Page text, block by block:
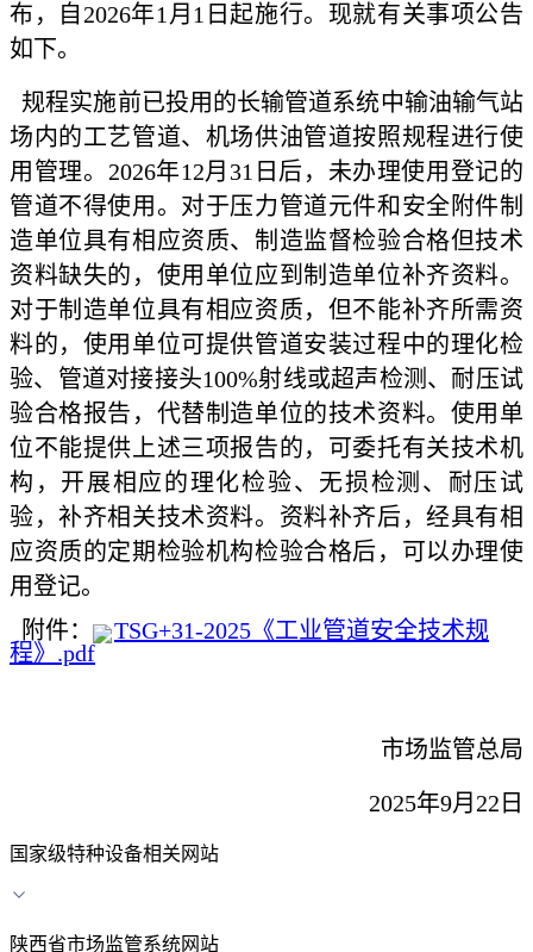
布，自2026年1月1日起施行。现就有关事项公告
如下。
规程实施前已投用的长输管道系统中输油输气站
场内的工艺管道、机场供油管道按照规程进行使
用管理。2026年12月31日后，未办理使用登记的
管道不得使用。对于压力管道元件和安全附件制
造单位具有相应资质、制造监督检验合格但技术
资料缺失的，使用单位应到制造单位补齐资料。
对于制造单位具有相应资质，但不能补齐所需资
料的，使用单位可提供管道安装过程中的理化检
验、管道对接接头100%射线或超声检测、耐压试
验合格报告，代替制造单位的技术资料。使用单
位不能提供上述三项报告的，可委托有关技术机
构，开展相应的理化检验、无损检测、耐压试
验，补齐相关技术资料。资料补齐后，经具有相
应资质的定期检验机构检验合格后，可以办理使
用登记。
附件：
TSG+31-2025《工业管道安全技术规
程》.pdf
市场监管总局
2025年9月22日
国家级特种设备相关网站
陕西省市场监管系统网站